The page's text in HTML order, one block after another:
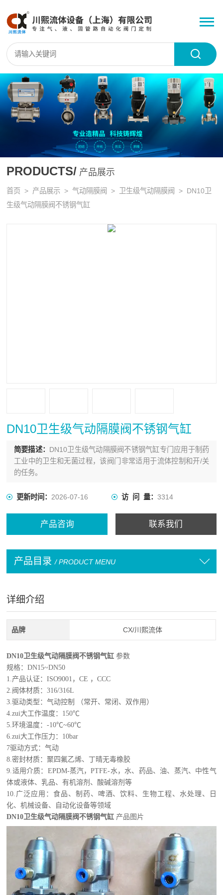
PRODUCTS/ 产品展示
首页 > 产品展示 >气动隔膜阀 > 卫生级气动隔膜阀
> DN10卫
生级气动隔膜阀不锈钢气缸
DN10卫生级气动隔膜阀不锈钢气缸
简要描述： DN10卫生级气动隔膜阀不锈钢气缸专门应用于制药
工业中的卫生和无菌过程，该阀门非常适用于流体控制和开/关
的任务。
更新时间： 2026-07-16 访 问 量： 3314
产品咨询 联系我们
产品目录 / PRODUCT MENU
详细介绍
品牌 CX/川熙流体
DN10卫生级气动隔膜阀不锈钢气缸参数
规格：DN15~DN50
1.产品认证：ISO9001，CE ，CCC
2.阀体材质：316/316L
3.驱动类型：气动控制 （常开、常闭、双作用）
4.zui大工作温度：150℃
5.环境温度：-10℃~60℃
6.zui大工作压力：10bar
7驱动方式：气动
8.密封材质：聚四氟乙烯、丁晴无毒橡胶
9.适用介质：EPDM-蒸汽，PTFE-水，水、药品、油、蒸汽、中性气
体或液体、乳品、有机溶剂、酸碱溶剂等
10.广泛应用：食品、制药、啤酒、饮料、生物工程、水处理、日
化、机械设备、自动化设备等领域
DN10卫生级气动隔膜阀不锈钢气缸 产品图片